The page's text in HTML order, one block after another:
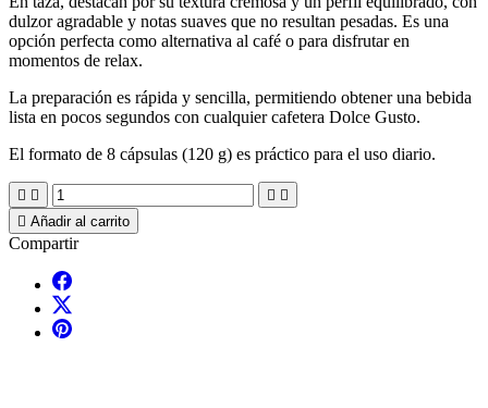
dulzor agradable y notas suaves que no resultan pesadas. Es una
opción perfecta como alternativa al café o para disfrutar en
momentos de relax.
La preparación es rápida y sencilla, permitiendo obtener una bebida
lista en pocos segundos con cualquier cafetera Dolce Gusto.
El formato de 8 cápsulas (120 g) es práctico para el uso diario.
   
 Añadir al carrito
Compartir